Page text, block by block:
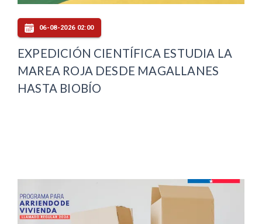
06-08-2026 02:00
EXPEDICIÓN CIENTÍFICA ESTUDIA LA
MAREA ROJA DESDE MAGALLANES
HASTA BIOBÍO